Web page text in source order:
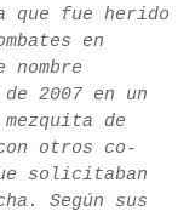
que fue herido
en
2007 en un
de
otros co-
solicitaban
Según sus